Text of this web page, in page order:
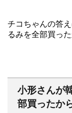
チコちゃんの答
るみを全部買った
小形さんが
部買ったか